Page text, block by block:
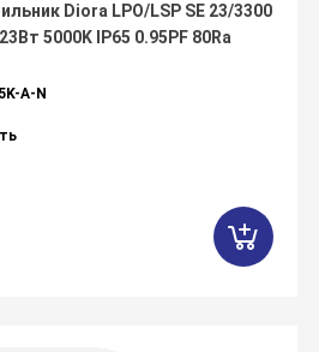
A-N
Diora LPO/LSP SE 23/3300
5000K IP65 0.95PF 80Ra